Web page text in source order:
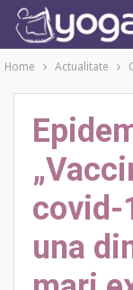
Home Actualitate
covid-
una